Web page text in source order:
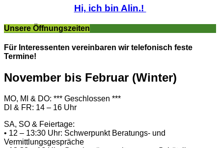
Hi, ich bin Alin.!
Unsere Öffnungszeiten
Für Interessenten vereinbaren wir telefonisch feste
Termine!
November bis Februar (Winter)
MO, MI & DO: *** Geschlossen ***
DI & FR: 14 – 16 Uhr
SA, SO & Feiertage:
• 12 – 13:30 Uhr: Schwerpunkt Beratungs- und
Vermittlungsgespräche